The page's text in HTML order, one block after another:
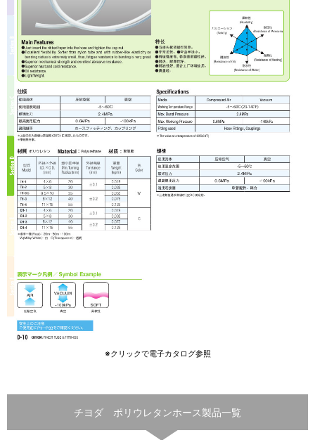
※クリックで電子カタログ参照
チヨダ ポリウレタンホース製品一覧